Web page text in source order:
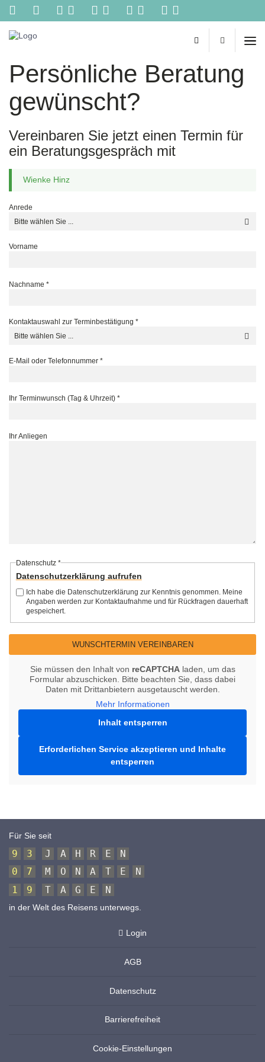
Kontakt
Ihr
persönliches
Reisebüro
im
von
Spezialisten,
online
Konzertkarten
aus
Persönliche Beratung
gewünscht?
Vereinbaren Sie jetzt einen Termin für
ein Beratungsgespräch mit
Wienke Hinz
Anrede
Vorname
Nachname *
Kontaktauswahl zur Terminbestätigung *
E-Mail oder Telefonnummer *
Ihr Terminwunsch (Tag & Uhrzeit) *
Ihr Anliegen
Datenschutz *
Datenschutzerklärung aufrufen
Ich habe die Datenschutzerklärung zur Kenntnis genommen. Meine
Angaben werden zur Kontaktaufnahme und für Rückfragen dauerhaft
gespeichert.
Sie müssen den Inhalt von reCAPTCHAladen, um das
Formular abzuschicken. Bitte beachten Sie, dass dabei
Daten mit Drittanbietern ausgetauscht werden.
Mehr Informationen
Inhalt entsperren
Erforderlichen Service akzeptieren und Inhalte
entsperren
Für Sie seit
9 3 J A H R E
N
0
7 M O N A T E
N
1
9 T A G E N
in der Welt des Reisens unterwegs.
Login
AGB
Datenschutz
Barrierefreiheit
Cookie-Einstellungen